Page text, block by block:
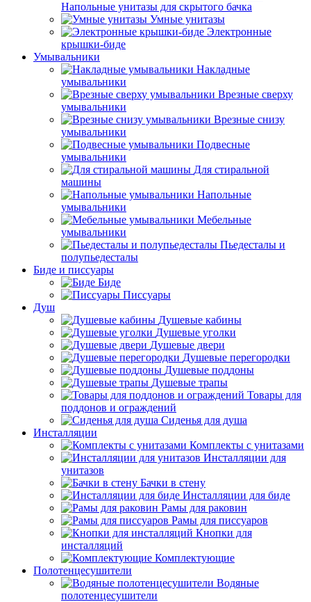
Напольные унитазы для скрытого бачка
Умные унитазы
Электронные
крышки-биде
Умывальники
Накладные
умывальники
Врезные сверху
умывальники
Врезные снизу
умывальники
Подвесные
умывальники
Для стиральной
машины
Напольные
умывальники
Мебельные
умывальники
Пьедесталы и
полупьедесталы
Биде и писсуары
Биде
Писсуары
Душ
Душевые кабины
Душевые уголки
Душевые двери
Душевые перегородки
Душевые поддоны
Душевые трапы
Товары для
поддонов и ограждений
Сиденья для душа
Инсталляции
Комплекты с унитазами
Инсталляции для
унитазов
Бачки в стену
Инсталляции для биде
Рамы для раковин
Рамы для писсуаров
Кнопки для
инсталляций
Комплектующие
Полотенцесушители
Водяные
полотенцесушители